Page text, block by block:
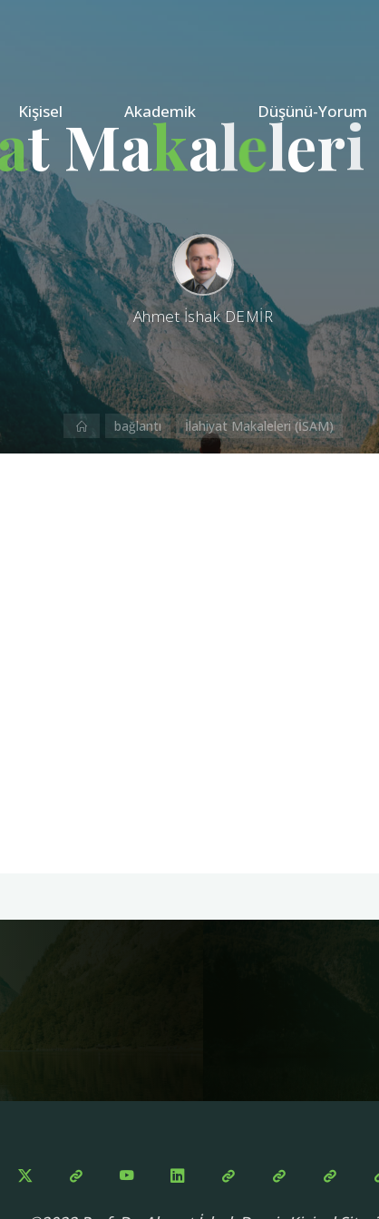
Kişisel Akademik Düşünü-Yorum
t Makaleleri
Ahmet İshak DEMİR
Sayfa
bağlantı İlahiyat Makaleleri (İSAM)